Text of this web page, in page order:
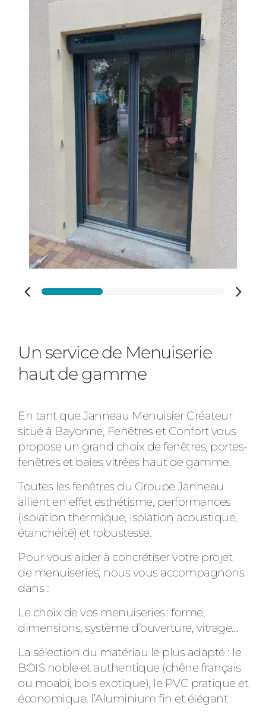
Autre
Vos disponibilités
Adresse des travaux
Code Postal des travaux
Un service de Menuiserie
haut de gamme
En tant que Janneau Menuisier Créateur
situé à Bayonne, Fenêtres et Confort vous
propose un grand choix de fenêtres, portes-
fenêtres et baies vitrées haut de gamme.
Toutes les fenêtres du Groupe Janneau
allient en effet esthétisme, performances
(isolation thermique, isolation acoustique,
étanchéité) et robustesse.
Pour vous aider à concrétiser votre projet
de menuiseries, nous vous accompagnons
dans :
Le choix de vos menuiseries : forme,
dimensions, système d’ouverture, vitrage…
La sélection du matériau le plus adapté : le
BOIS noble et authentique (chêne français
ou moabi, bois exotique), le PVC pratique et
économique, l’Aluminium fin et élégant